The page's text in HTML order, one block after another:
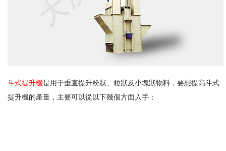
斗式提升機是用于垂直提升粉狀、粒狀及小塊狀物料，要想提高斗式
提升機的產量，主要可以從以下幾個方面入手：